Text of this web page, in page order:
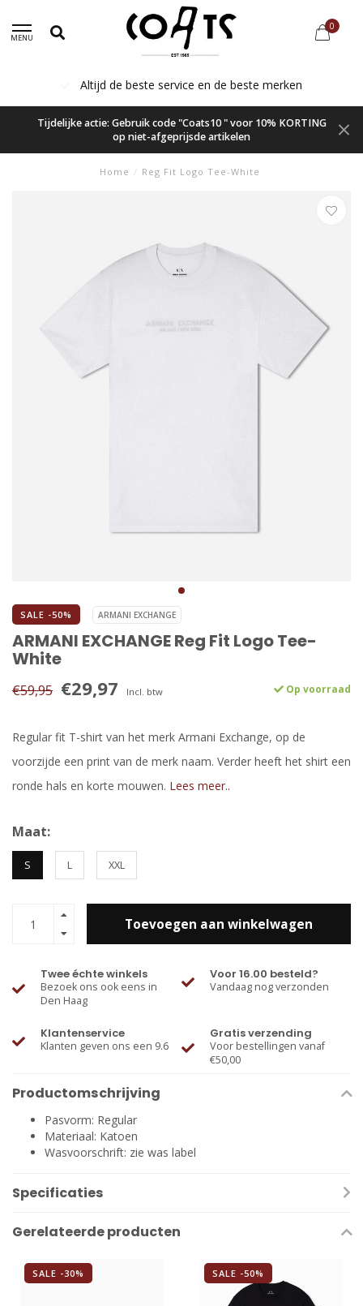
MENU
0
Altijd de beste service en de beste merken
Tijdelijke actie: Gebruik code "Coats10 " voor 10% KORTING
op niet-afgeprijsde artikelen
Home / Reg Fit Logo Tee-White
SALE -50% ARMANI EXCHANGE
ARMANI EXCHANGE Reg Fit Logo Tee-
White
€59,95 €29,97 Incl. btw Op voorraad
Regular fit T-shirt van het merk Armani Exchange, op de
voorzijde een print van de merk naam. Verder heeft het shirt een
ronde hals en korte mouwen. Lees meer..
Maat:
S L XXL
Toevoegen aan winkelwagen
Twee échte winkels
Bezoek ons ook eens in
Den Haag
Voor 16.00 besteld?
Vandaag nog verzonden
Klantenservice
Klanten geven ons een 9.6
Gratis verzending
Voor bestellingen vanaf
€50,00
Productomschrijving
Pasvorm: Regular
Materiaal: Katoen
Wasvoorschrift: zie was label
Specificaties
Gerelateerde producten
SALE -30% SALE -50%